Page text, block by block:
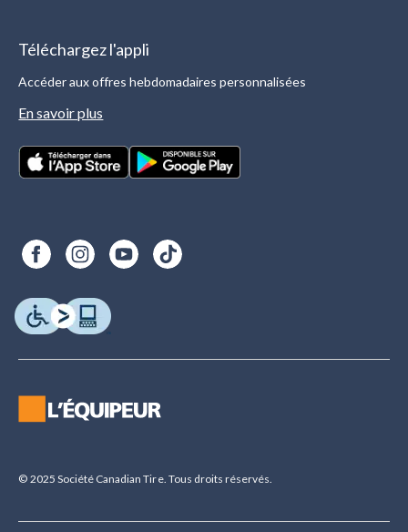
Téléchargez l'appli
Accéder aux offres hebdomadaires personnalisées
En savoir plus
© 2025 Société Canadian Tire. Tous droits réservés.